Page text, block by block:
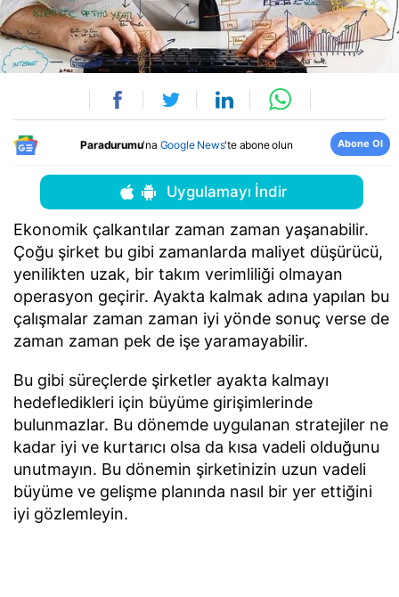
Paradurumu'na Google News'te abone olun Abone Ol
Uygulamayı İndir
Ekonomik çalkantılar zaman zaman yaşanabilir.
Çoğu şirket bu gibi zamanlarda maliyet düşürücü,
yenilikten uzak, bir takım verimliliği olmayan
operasyon geçirir. Ayakta kalmak adına yapılan bu
çalışmalar zaman zaman iyi yönde sonuç verse de
zaman zaman pek de işe yaramayabilir.
Bu gibi süreçlerde şirketler ayakta kalmayı
hedefledikleri için büyüme girişimlerinde
bulunmazlar. Bu dönemde uygulanan stratejiler ne
kadar iyi ve kurtarıcı olsa da kısa vadeli olduğunu
unutmayın. Bu dönemin şirketinizin uzun vadeli
büyüme ve gelişme planında nasıl bir yer ettiğini
iyi gözlemleyin.